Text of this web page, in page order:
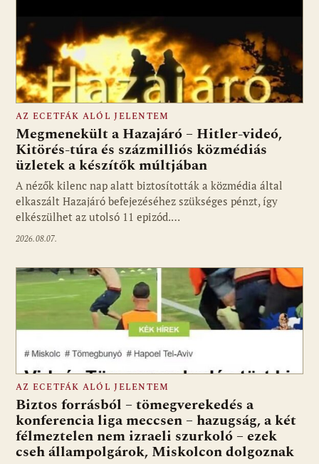
Fotó: media1.hu
AZ ECETFÁK ALÓL JELENTEM
Megmenekült a Hazajáró – Hitler-videó,
Kitörés-túra és százmilliós közmédiás
üzletek a készítők múltjában
A nézők kilenc nap alatt biztosították a közmédia által
elkaszált Hazajáró befejezéséhez szükséges pénzt, így
elkészülhet az utolsó 11 epizód.…
2026.08.07.
AZ ECETFÁK ALÓL JELENTEM
Biztos forrásból – tömegverekedés a
konferencia liga meccsen – hazugság, a két
félmeztelen nem izraeli szurkoló – ezek
cseh állampolgárok, Miskolcon dolgoznak